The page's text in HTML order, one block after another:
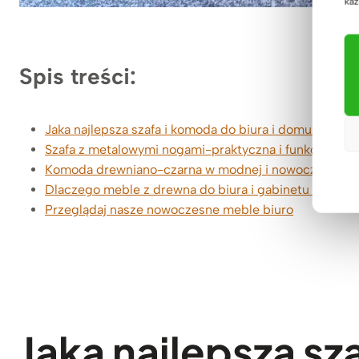
Spis treści:
Jaka najlepsza szafa i komoda do biura i domu? Na
Szafa z metalowymi nogami-praktyczna i
Komoda drewniano-czarna w modnej i nowoczesnej
Dlaczego meble z drewna do biura i gabinetu od
Przeglądaj nasze nowoczesne meble biuro